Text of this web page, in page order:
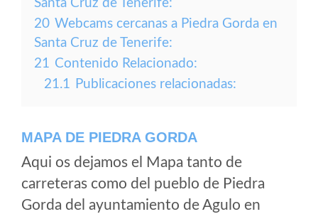
Santa Cruz de Tenerife:
20 Webcams cercanas a Piedra Gorda en
Santa Cruz de Tenerife:
21 Contenido Relacionado:
21.1 Publicaciones relacionadas:
MAPA DE PIEDRA GORDA
Aqui os dejamos el Mapa tanto de
carreteras como del pueblo de Piedra
Gorda del ayuntamiento de Agulo en